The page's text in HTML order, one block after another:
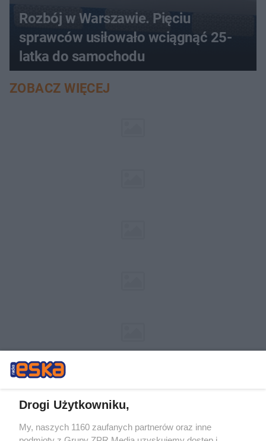
Rozbój w Warszawie. Pięciu
sprawców usiłowało wciągnąć 25-
latka do samochodu
ZOBACZ WIĘCEJ
Żaden utwór zamieszczony w serwisie nie może być powielany i
Drogi Użytkowniku,
My, naszych 1160 zaufanych partnerów oraz inne